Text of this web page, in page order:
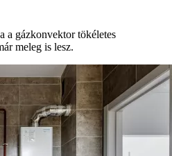
a gázkonvektor tökéletes
meleg is lesz.